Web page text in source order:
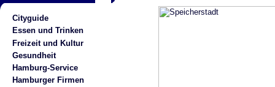
Cityguide
Essen und Trinken
Freizeit und Kultur
Gesundheit
Hamburg-Service
Hamburger Firmen